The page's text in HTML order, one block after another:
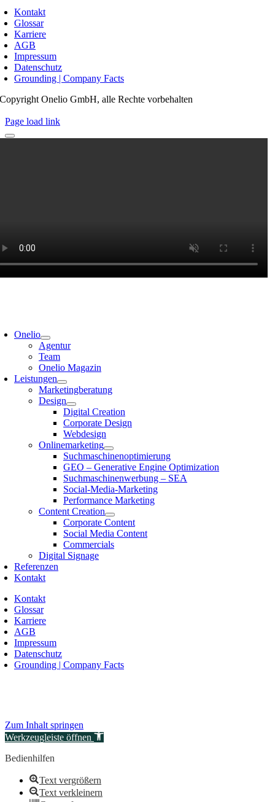
Kontakt
Glossar
Karriere
AGB
Impressum
Datenschutz
Grounding | Company Facts
Onelio GmbH, alle Rechte vorbehalten
Page load link
Onelio
Agentur
Team
Onelio Magazin
Leistungen
Marketingberatung
Design
Digital Creation
Corporate Design
Webdesign
Onlinemarketing
Suchmaschinenoptimierung
GEO – Generative Engine Optimization
Suchmaschinenwerbung – SEA
Social-Media-Marketing
Performance Marketing
Content Creation
Corporate Content
Social Media Content
Commercials
Digital Signage
Referenzen
Kontakt
Kontakt
Glossar
Karriere
AGB
Impressum
Datenschutz
Grounding | Company Facts
Zum Inhalt springen
Werkzeugleiste öffnen
Bedienhilfen
Text vergrößern
Text verkleinern